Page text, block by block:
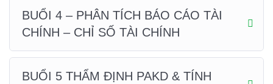
BUỔI 4 – PHÂN TÍCH BÁO CÁO TÀI
CHÍNH – CHỈ SỐ TÀI CHÍNH
BUỔI 5 THẨM ĐỊNH PAKD & TÍNH